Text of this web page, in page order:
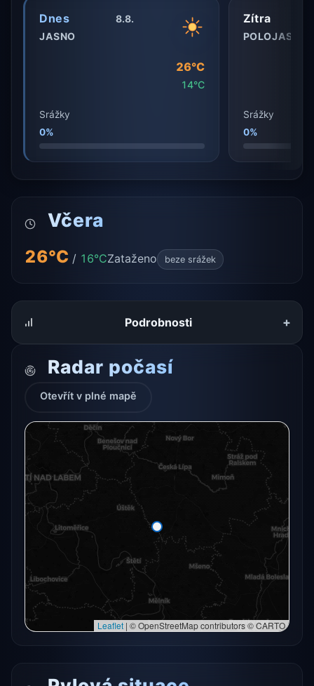
Dnes
8.8.
JASNO
26°C
14°C
Srážky
0%
Zítra
POLOJASNO
Srážky
0%
Včera
26°C / 16°CZataženo beze srážek
Podrobnosti +
Radar počasí
Otevřít v plné mapě
Radarový snímek momentálně není dostupný.
Otevřít v plné mapě
Zkusit znovu
Otevřít v plné mapě →
Leaflet | © OpenStreetMap contributors © CARTO